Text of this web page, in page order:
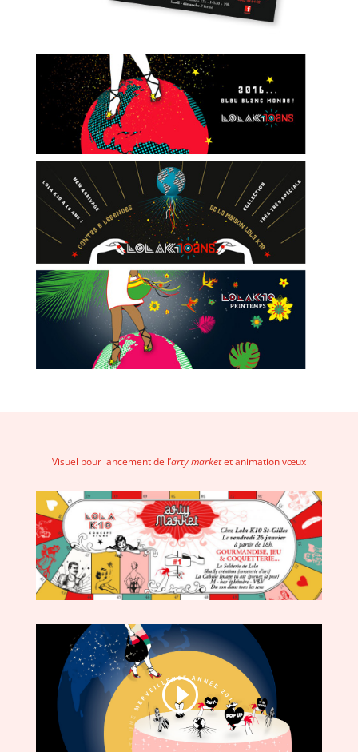
Visuel pour lancement de l’arty marketet animation vœux